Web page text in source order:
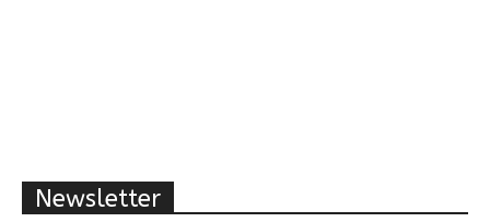
Newsletter